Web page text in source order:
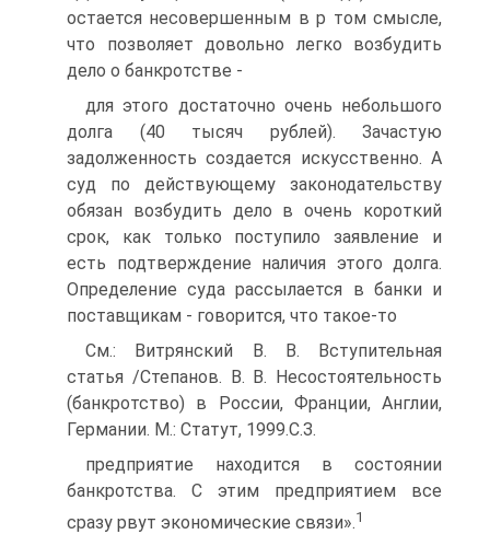
остается несовершенным в р том смысле,
что позволяет довольно легко возбудить
дело о банкротстве -
для этого достаточно очень небольшого
долга (40 тысяч рублей). Зачастую
задолженность создается искусственно. А
суд по действующему законодательству
обязан возбудить дело в очень короткий
срок, как только поступило заявление и
есть подтверждение наличия этого долга.
Определение суда рассылается в банки и
поставщикам - говорится, что такое-то
См.: Витрянский В. В. Вступительная
статья /Степанов. В. В. Несостоятельность
(банкротство) в России, Франции, Англии,
Германии. M.: Статут, 1999.С.З.
предприятие находится в состоянии
банкротства. C этим предприятием все
сразу рвут экономические связи».1